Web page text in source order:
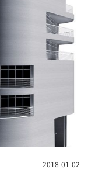
2018-01-02